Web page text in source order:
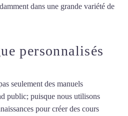
dans une grande variété de
personnalisés
seulement des manuels
public; puisque nous utilisons
pour créer des cours